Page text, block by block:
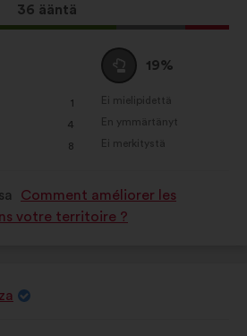
Tämä
ehdotus
36 ääntä
1
4
8
Äänestä
tyhjää
:
19%
seuraavasti:
Ei mielipidettä
:kertaa
En ymmärtänyt
:kertaa
Ei merkitystä
:kertaa
Comment améliorer les
votre territoire ?